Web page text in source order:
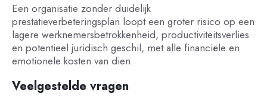
Een organisatie zonder duidelijk
prestatieverbeteringsplan loopt een groter risico op een
lagere werknemersbetrokkenheid, productiviteitsverlies
en potentieel juridisch geschil, met alle financiële en
emotionele kosten van dien.
Veelgestelde vragen